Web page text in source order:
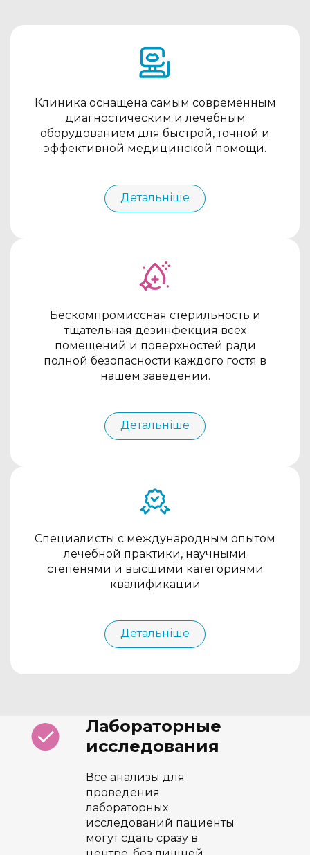
Клиника оснащена самым современным
диагностическим и лечебным
оборудованием для быстрой, точной и
эффективной медицинской помощи.
Детальніше
Бескомпромиссная стерильность и
тщательная дезинфекция всех
помещений и поверхностей ради
полной безопасности каждого гостя в
нашем заведении.
Детальніше
Специалисты с международным опытом
лечебной практики, научными
степенями и высшими категориями
квалификации
Детальніше
Лабораторные
исследования
Все анализы для
проведения
лабораторных
исследований пациенты
могут сдать сразу в